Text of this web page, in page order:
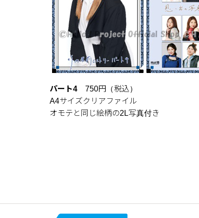
パート4 750円（税込）
A4サイズクリアファイル
オモテと同じ絵柄の2L写真付き